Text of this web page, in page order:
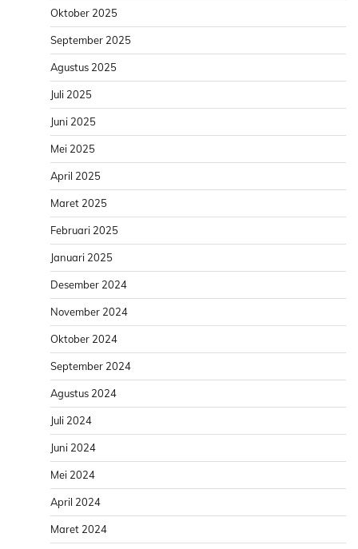
Oktober 2025
September 2025
Agustus 2025
Juli 2025
Juni 2025
Mei 2025
April 2025
Maret 2025
Februari 2025
Januari 2025
Desember 2024
November 2024
Oktober 2024
September 2024
Agustus 2024
Juli 2024
Juni 2024
Mei 2024
April 2024
Maret 2024